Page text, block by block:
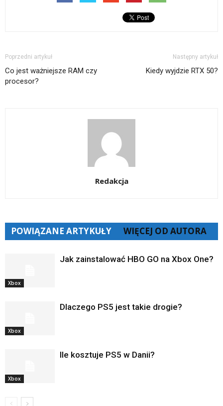
się oknie)
Poprzedni artykuł
Co jest ważniejsze RAM czy
procesor?
Następny artykuł
Kiedy wyjdzie RTX 50?
Redakcja
POWIĄZANE ARTYKUŁY WIĘCEJ OD AUTORA
Xbox
Jak zainstalować HBO GO na Xbox One?
Xbox
Dlaczego PS5 jest takie drogie?
Xbox
Ile kosztuje PS5 w Danii?